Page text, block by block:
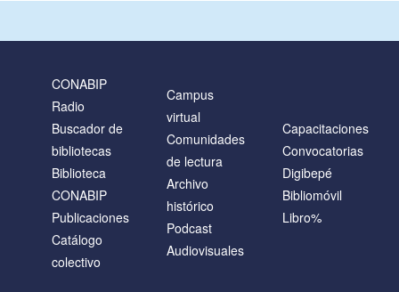
CONABIP
Radio
Buscador de
bibliotecas
Biblioteca
CONABIP
Publicaciones
Catálogo
colectivo
Campus
virtual
Comunidades
de lectura
Archivo
histórico
Podcast
Audiovisuales
Capacitaciones
Convocatorias
Digibepé
Bibliomóvil
Libro%